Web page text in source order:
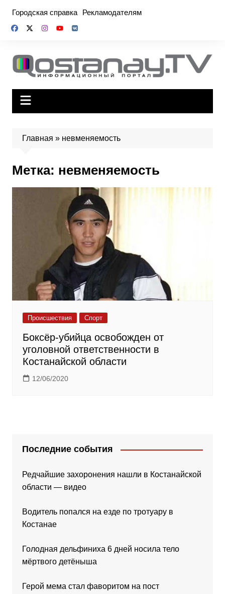
содержимому
Городская справка Рекламодателям
Главная » невменяемость
Метка: невменяемость
Происшествия Спорт
Боксёр-убийца освобожден от
уголовной ответственности в
Костанайской области
12/06/2020
Последние события
Редчайшие захоронения нашли в Костанайской
области — видео
Водитель попался на езде по тротуару в
Костанае
Голодная дельфиниха 6 дней носила тело
мёртвого детёныша
Герой мема стал фаворитом на пост